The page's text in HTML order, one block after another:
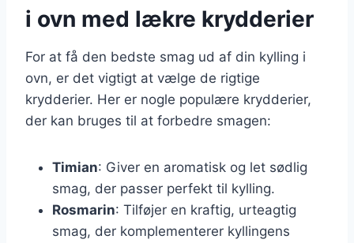
i ovn med lækre krydderier
For at få den bedste smag ud af din kylling i
ovn, er det vigtigt at vælge de rigtige
krydderier. Her er nogle populære krydderier,
der kan bruges til at forbedre smagen:
Timian: Giver en aromatisk og let sødlig
smag, der passer perfekt til kylling.
Rosmarin: Tilføjer en kraftig, urteagtig
smag, der komplementerer kyllingens